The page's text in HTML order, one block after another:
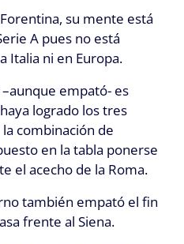
su mente está
A pues no está
Italia ni en Europa.
empató- es
logrado los tres
combinación de
en la tabla ponerse
el acecho de la Roma.
también empató el fin
frente al Siena.